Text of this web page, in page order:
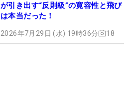
が引き出す“反則級”の寛容性と飛び
は本当だった！
2026年7月29日 (水) 19時36分 18